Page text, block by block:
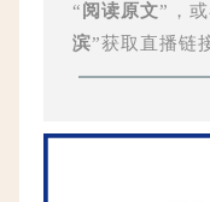
“阅读原文”，
滨”获取直播链